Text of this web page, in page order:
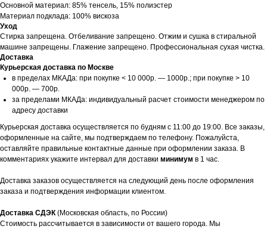
Основной материал: 85% тенсель, 15% полиэстер
Материал подклада: 100% вискоза
Уход
Стирка запрещена. Отбеливание запрещено. Отжим и сушка в стиральной
машине запрещены. Глажение запрещено. Профессиональная сухая чистка.
Доставка
Курьерская доставка по Москве
в пределах МКАДа: при покупке < 10 000р. — 1000р.; при покупке > 10
000р. — 700р.
за пределами МКАДа: индивидуальный расчет стоимости менеджером по
адресу доставки
Курьерская доставка осуществляется по будням с 11:00 до 19:00. Все заказы,
оформленные на сайте, мы подтверждаем по телефону. Пожалуйста,
оставляйте правильные контактные данные при оформлении заказа. В
комментариях укажите интервал для доставки минимум в 1 час.
Доставка заказов осуществляется на следующий день после оформления
заказа и подтверждения информации клиентом.
Доставка СДЭК (Московская область, по России)
Стоимость рассчитывается в зависимости от вашего города. Мы